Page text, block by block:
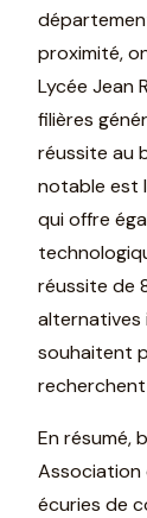
proximité,
Lycée Jean
filières
réussite au
notable est
qui offre
réussite de
alternatives
souhaitent
En résumé,
Association
écuries de